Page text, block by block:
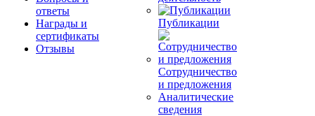
ответы
Награды и
сертификаты
Отзывы
Публикации
Сотрудничество
и предложения
Аналитические
сведения